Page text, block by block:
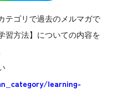
テゴリで過去のメルマガで
習方法】についての内容を
learning-